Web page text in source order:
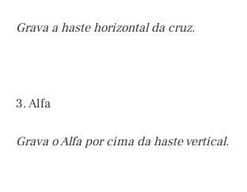
Grava a haste horizontal da cruz.
3. Alfa
Grava o Alfa por cima da haste vertical.